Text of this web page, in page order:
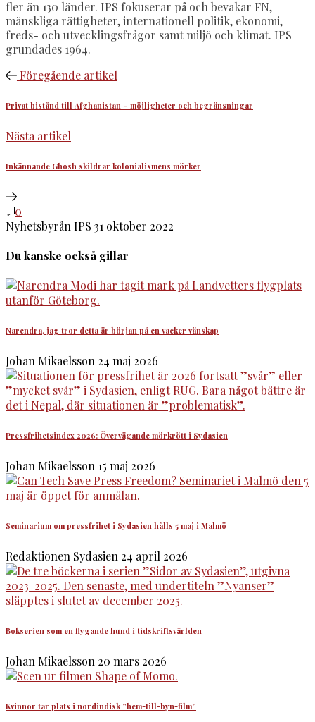
fler än 130 länder. IPS fokuserar på och bevakar FN,
mänskliga rättigheter, internationell politik, ekonomi,
freds- och utvecklingsfrågor samt miljö och klimat. IPS
grundades 1964.
Föregående artikel
Privat bistånd till Afghanistan – möjligheter och begränsningar
Nästa artikel
Inkännande Ghosh skildrar kolonialismens mörker
0
Nyhetsbyrån IPS 31 oktober 2022
Du kanske också gillar
Narendra, jag tror detta är början på en vacker vänskap
Johan Mikaelsson 24 maj 2026
Pressfrihetsindex 2026: Övervägande mörkrött i Sydasien
Johan Mikaelsson 15 maj 2026
Seminarium om pressfrihet i Sydasien hålls 5 maj i Malmö
Redaktionen Sydasien 24 april 2026
Bokserien som en flygande hund i tidskriftsvärlden
Johan Mikaelsson 20 mars 2026
Kvinnor tar plats i nordindisk ”hem-till-byn-film”